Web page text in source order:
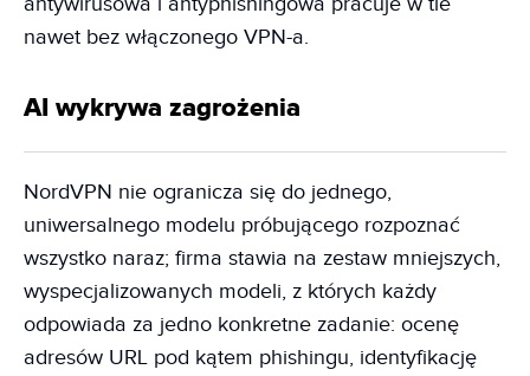
nawet bez włączonego VPN-a.
AI wykrywa zagrożenia
NordVPN nie ogranicza się do jednego,
uniwersalnego modelu próbującego rozpoznać
wszystko naraz; firma stawia na zestaw mniejszych,
wyspecjalizowanych modeli, z których każdy
odpowiada za jedno konkretne zadanie: ocenę
adresów URL pod kątem phishingu, identyfikację